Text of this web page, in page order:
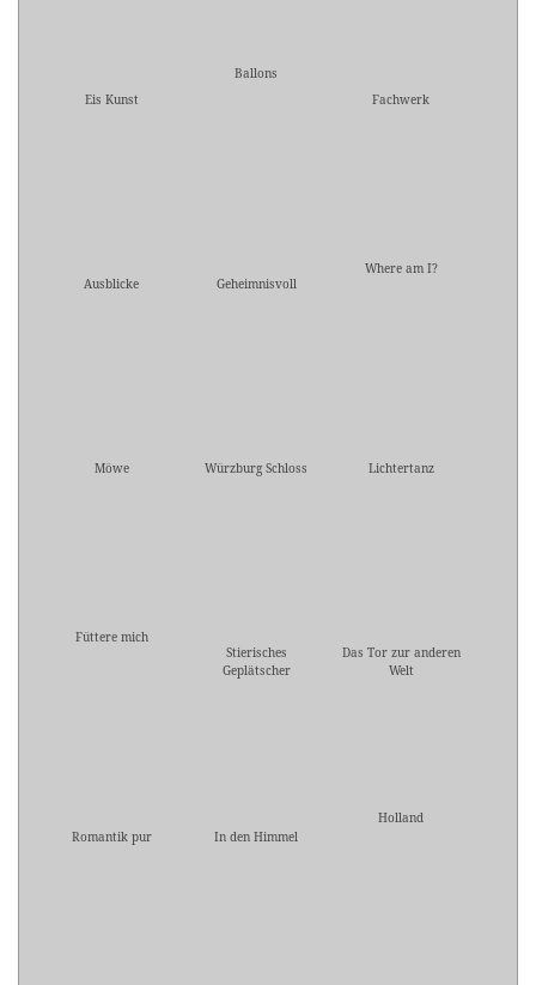
Eis Kunst
Ballons
Fachwerk
Ausblicke Geheimnisvoll
Where am I?
Möwe Würzburg Schloss Lichtertanz
Füttere mich
Stierisches
Geplätscher
Das Tor zur anderen
Welt
Romantik pur In den Himmel
Holland